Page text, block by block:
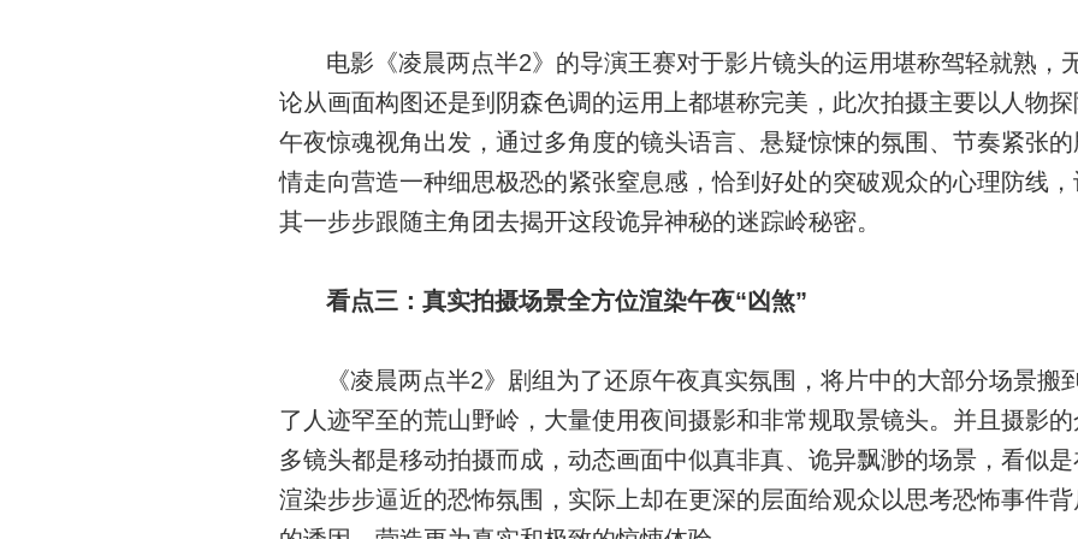
电影《凌晨两点半2》的导演王赛对于影片镜头的运用堪称驾轻就熟，
论从画面构图还是到阴森色调的运用上都堪称完美，此次拍摄主要以人物探
午夜惊魂视角出发，通过多角度的镜头语言、悬疑惊悚的氛围、节奏紧张的
情走向营造一种细思极恐的紧张窒息感，恰到好处的突破观众的心理防线，
其一步步跟随主角团去揭开这段诡异神秘的迷踪岭秘密。
看点三：真实拍摄场景全方位渲染午夜“凶煞”
《凌晨两点半2》剧组为了还原午夜真实氛围，将片中的大部分场景搬到
了人迹罕至的荒山野岭，大量使用夜间摄影和非常规取景镜头。并且摄影的
多镜头都是移动拍摄而成，动态画面中似真非真、诡异飘渺的场景，看似是
渲染步步逼近的恐怖氛围，实际上却在更深的层面给观众以思考恐怖事件背